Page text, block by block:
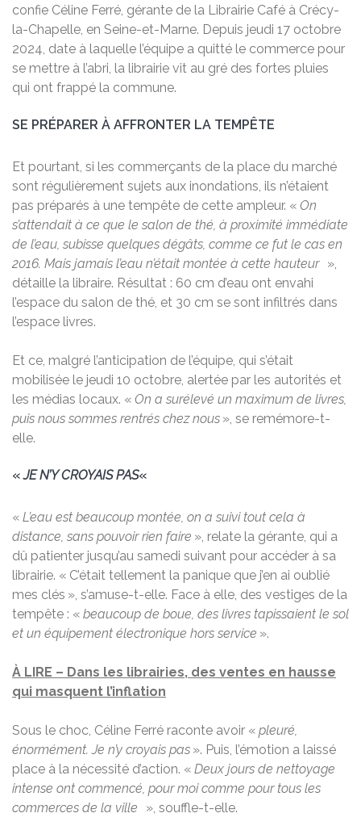
confie Céline Ferré, gérante de la Librairie Café à Crécy-
la-Chapelle, en Seine-et-Marne. Depuis jeudi 17 octobre
2024, date à laquelle l’équipe a quitté le commerce pour
se mettre à l’abri, la librairie vit au gré des fortes pluies
qui ont frappé la commune.
SE PRÉPARER À AFFRONTER LA TEMPÊTE
Et pourtant, si les commerçants de la place du marché
sont régulièrement sujets aux inondations, ils n’étaient
pas préparés à une tempête de cette ampleur. « On
s’attendait à ce que le salon de thé, à proximité immédiate
de l’eau, subisse quelques dégâts, comme ce fut le cas en
2016. Mais jamais l’eau n’était montée à cette hauteur »,
détaille la libraire. Résultat : 60 cm d’eau ont envahi
l’espace du salon de thé, et 30 cm se sont infiltrés dans
l’espace livres.
Et ce, malgré l’anticipation de l’équipe, qui s’était
mobilisée le jeudi 10 octobre, alertée par les autorités et
les médias locaux. « On a surélevé un maximum de livres,
puis nous sommes rentrés chez nous », se remémore-t-
elle.
«JE N’Y CROYAIS PAS«
« L’eau est beaucoup montée, on a suivi tout cela à
distance, sans pouvoir rien faire », relate la gérante, qui a
dû patienter jusqu’au samedi suivant pour accéder à sa
librairie. « C’était tellement la panique que j’en ai oublié
mes clés », s’amuse-t-elle. Face à elle, des vestiges de la
tempête : « beaucoup de boue, des livres tapissaient le sol
et un équipement électronique hors service ».
À LIRE – Dans les librairies, des ventes en hausse
qui masquent l’inflation
Sous le choc, Céline Ferré raconte avoir « pleuré,
énormément. Je n’y croyais pas ». Puis, l’émotion a laissé
place à la nécessité d’action. « Deux jours de nettoyage
intense ont commencé, pour moi comme pour tous les
commerces de la ville », souffle-t-elle.